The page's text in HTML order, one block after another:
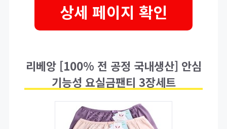
상세 페이지 확인
리베앙 [100% 전 공정 국내생산] 안심
기능성 요실금팬티 3장세트